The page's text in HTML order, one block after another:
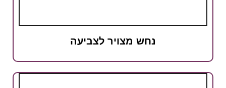
נחש מצויר לצביעה